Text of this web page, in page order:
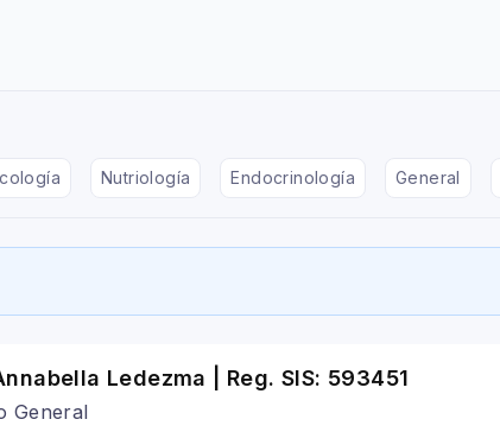
Nutriología Endocrinología General
Ledezma | Reg. SIS: 593451
General